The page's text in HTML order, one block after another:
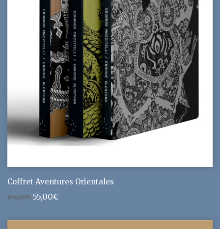
Coffret Aventures Orientales
69,00€ Le
prix
était :
55,00€Le
est :